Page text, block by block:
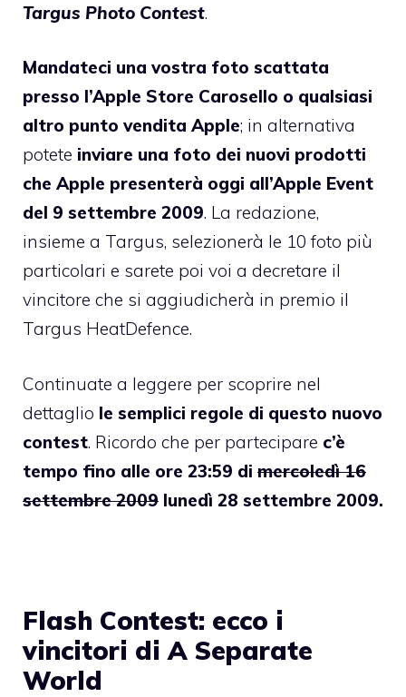
Targus Photo Contest.
Mandateci una vostra foto scattata
presso l’Apple Store Carosello o qualsiasi
altro punto vendita Apple; in alternativa
potete inviare una foto dei nuovi prodotti
che Apple presenterà oggi all’Apple Event
del 9 settembre 2009. La redazione,
insieme a Targus, selezionerà le 10 foto più
particolari e sarete poi voi a decretare il
vincitore che si aggiudicherà in premio il
Targus HeatDefence.
Continuate a leggere per scoprire nel
dettaglio le semplici regole di questo nuovo
contest. Ricordo che per partecipare c’è
tempo fino alle ore 23:59 di mercoledì 16
settembre 2009 lunedì 28 settembre 2009.
Flash Contest: ecco i
vincitori di A Separate
World